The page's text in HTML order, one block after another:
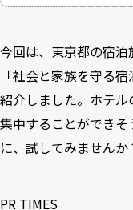
今回は、東京都の宿
「社会と家族を守る
紹介しました。ホテ
集中することができ
に、試してみませんか
PR TIMES